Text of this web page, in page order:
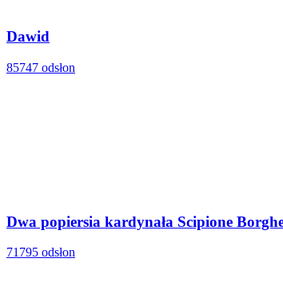
Dawid
85747 odsłon
Dwa popiersia kardynała Scipione
71795 odsłon